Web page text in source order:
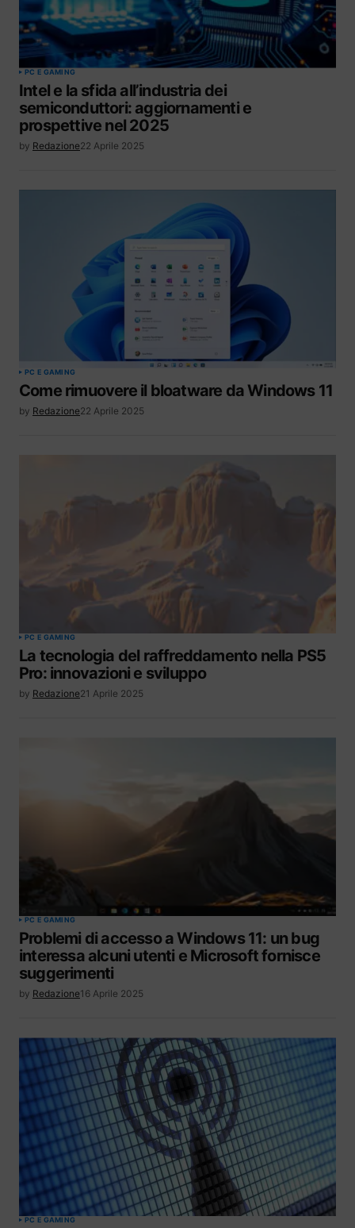
PC E GAMING
Intel e la sfida all’industria dei
semiconduttori: aggiornamenti e
prospettive nel 2025
by Redazione22 Aprile 2025
PC E GAMING
Come rimuovere il bloatware da Windows 11
by Redazione22 Aprile 2025
PC E GAMING
La tecnologia del raffreddamento nella PS5
Pro: innovazioni e sviluppo
by Redazione21 Aprile 2025
PC E GAMING
Problemi di accesso a Windows 11: un bug
interessa alcuni utenti e Microsoft fornisce
suggerimenti
by Redazione16 Aprile 2025
PC E GAMING